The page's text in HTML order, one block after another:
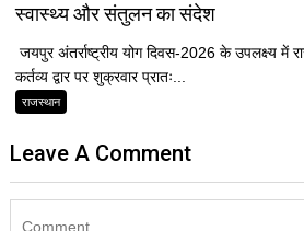
स्वास्थ्य और संतुलन का संदेश
जयपुर अंतर्राष्ट्रीय योग दिवस-2026 के उपलक्ष्य में
कर्तव्य द्वार पर शुक्रवार प्रातः...
राजस्थान
Leave A Comment